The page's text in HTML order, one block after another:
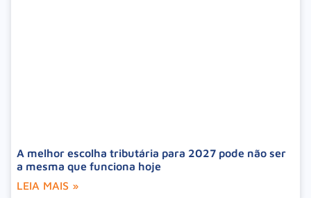
A melhor escolha tributária para 2027 pode não ser
a mesma que funciona hoje
LEIA MAIS »